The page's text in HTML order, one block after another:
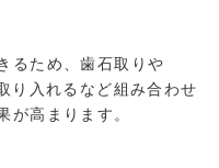
るため、歯石取りや
り入れるなど組み合わせ
が高まります。